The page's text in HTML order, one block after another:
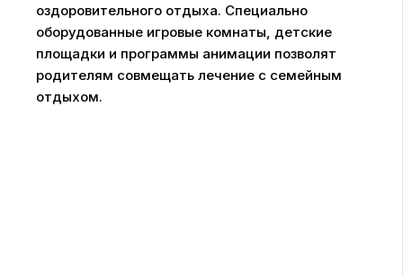
оздоровительного отдыха. Специально
оборудованные игровые комнаты, детские
площадки и программы анимации позволят
родителям совмещать лечение с семейным
отдыхом.